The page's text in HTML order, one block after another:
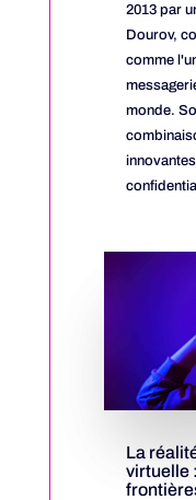
2013 par
Dourov,
comme
monde.
La
virtuelle